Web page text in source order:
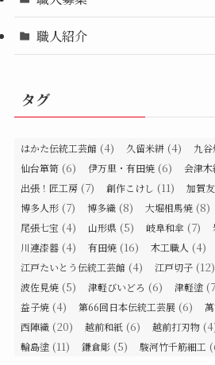
職人紹介
タグ
はかた伝統工芸館 (4) 久留米絣 (4) 九谷
仙台箪笥 (6) 伊万里・有田焼 (6) 会津木
出張！匠工房 (7) 創作こけし (11) 加賀
博多人形 (7) 博多織 (8) 大堀相馬焼 (8)
尾張七宝 (4) 山形県 (5) 岐阜和傘 (7)
川連漆器 (4) 有田焼 (16) 木工職人 (4)
江戸たいとう伝統工芸館 (4) 江戸切子 (12)
波佐見焼 (5) 津軽びいどろ (6) 津軽塗
益子焼 (4) 第66回日本伝統工芸展 (6)
西陣織 (20) 越前和紙 (6) 越前打刃物
輪島塗 (11) 鎌倉彫 (5) 駿河竹千筋細工